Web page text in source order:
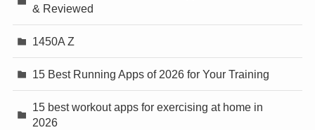
& Reviewed
1450A Z
15 Best Running Apps of 2026 for Your Training
15 best workout apps for exercising at home in
2026